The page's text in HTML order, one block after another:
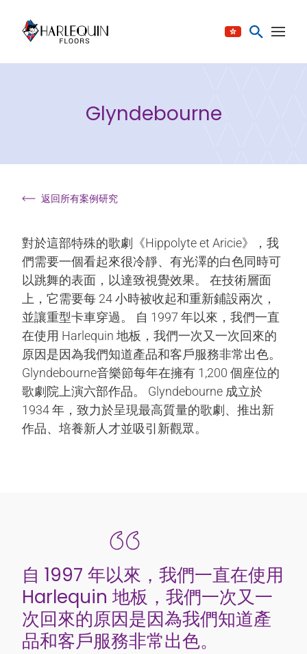
Glyndebourne
返回所有案例研究
對於這部特殊的歌劇《Hippolyte et Aricie》，我
們需要一個看起來很冷靜、有光澤的白色同時可
以跳舞的表面，以達致視覺效果。 在技術層面
上，它需要每 24 小時被收起和重新鋪設兩次，
並讓重型卡車穿過。 自 1997 年以來，我們一直
在使用 Harlequin 地板，我們一次又一次回來的
原因是因為我們知道產品和客戶服務非常出色。
Glyndebourne音樂節每年在擁有 1,200 個座位的
歌劇院上演六部作品。 Glyndebourne 成立於
1934 年，致力於呈現最高質量的歌劇、推出新
作品、培養新人才並吸引新觀眾。
自 1997 年以來，我們一直在使用
Harlequin 地板，我們一次又一
次回來的原因是因為我們知道產
品和客戶服務非常出色。